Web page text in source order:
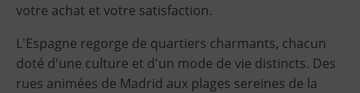
votre achat et votre satisfaction.
L'Espagne regorge de quartiers charmants, chacun
doté d'une culture et d'un mode de vie distincts. Des
rues animées de Madrid aux plages sereines de la